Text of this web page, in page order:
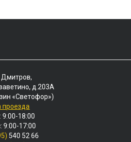
Дмитров,
д.203А
«Светофор»)
проезда
9:00-18:00
9:00-17:00
540 52 66